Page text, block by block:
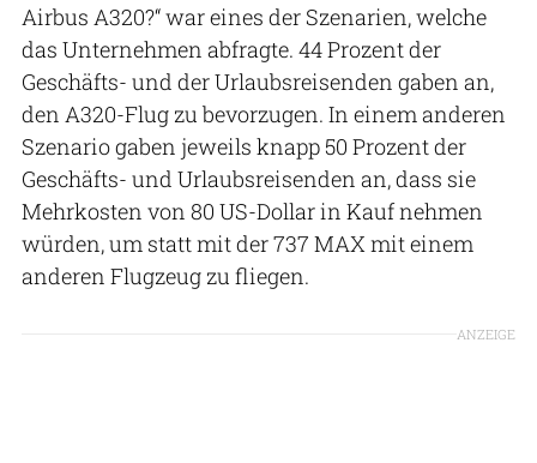
Airbus A320?“ war eines der Szenarien, welche
das Unternehmen abfragte. 44 Prozent der
Geschäfts- und der Urlaubsreisenden gaben an,
den A320-Flug zu bevorzugen. In einem anderen
Szenario gaben jeweils knapp 50 Prozent der
Geschäfts- und Urlaubsreisenden an, dass sie
Mehrkosten von 80 US-Dollar in Kauf nehmen
würden, um statt mit der 737 MAX mit einem
anderen Flugzeug zu fliegen.
ANZEIGE